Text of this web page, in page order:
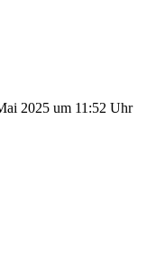
2025 um 11:52 Uhr